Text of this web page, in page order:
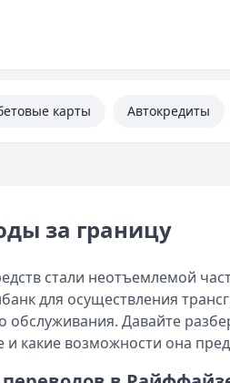
карты Автокредиты
за границу
стали неотъемлемой
для осуществления
Давайте
какие возможности она